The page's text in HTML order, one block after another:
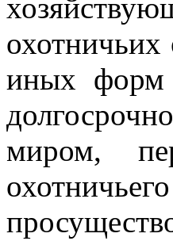
охотничьих
иных форм
миром,